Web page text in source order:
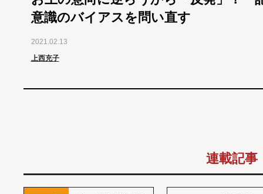
意識のバイアスを問い直す
2021.02.13
上西充子
連載記事